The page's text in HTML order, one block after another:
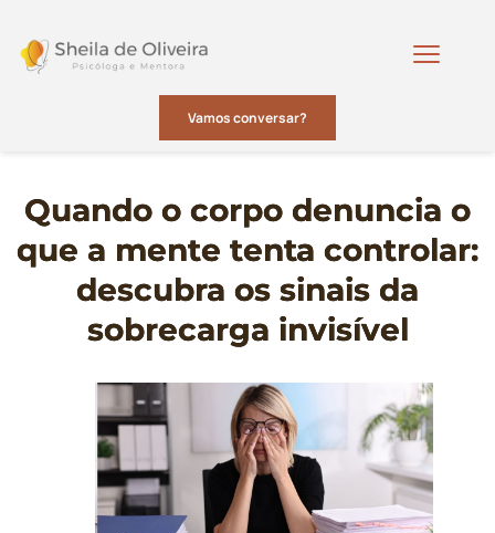
Vamos conversar?
Quando o corpo denuncia o
que a mente tenta controlar:
descubra os sinais da
sobrecarga invisível